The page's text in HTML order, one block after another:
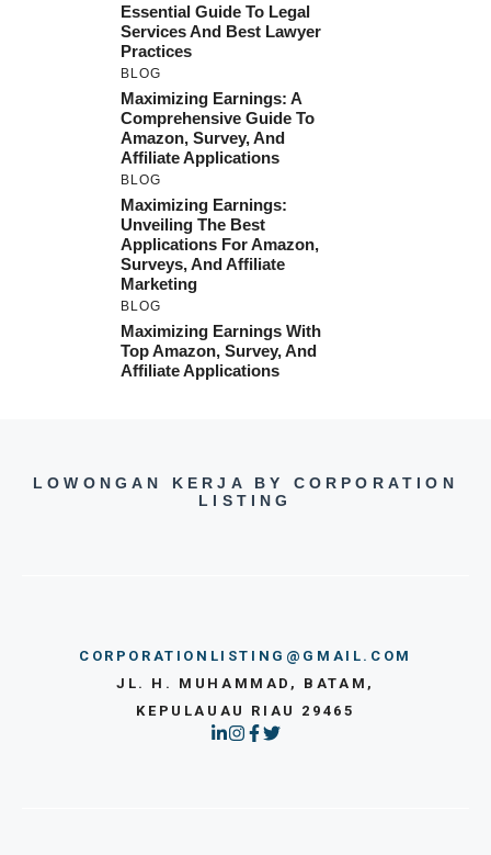
Essential Guide To Legal
Services And Best Lawyer
Practices
BLOG
Maximizing Earnings: A
Comprehensive Guide To
Amazon, Survey, And
Affiliate Applications
BLOG
Maximizing Earnings:
Unveiling The Best
Applications For Amazon,
Surveys, And Affiliate
Marketing
BLOG
Maximizing Earnings With
Top Amazon, Survey, And
Affiliate Applications
LOWONGAN KERJA BY CORPORATION
LISTING
CORPORATIONLISTING@GMAIL.COM
JL. H. MUHAMMAD, BATAM,
KEPULAUAU RIAU 29465